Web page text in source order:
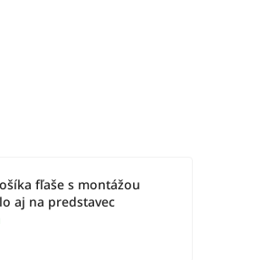
fľaše s montážou
aj na predstavec